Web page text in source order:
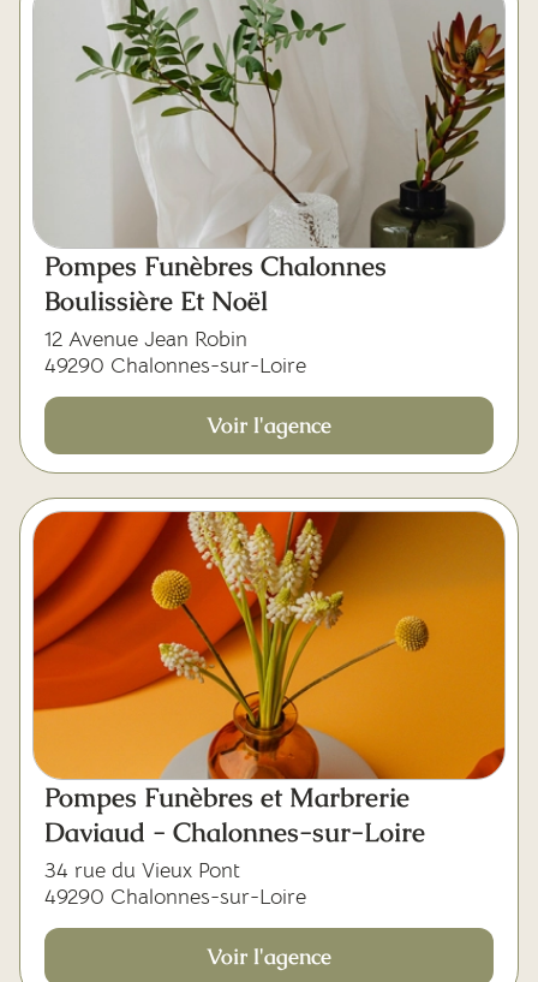
Pompes Funèbres Chalonnes
Boulissière Et Noël
12 Avenue Jean Robin
49290 Chalonnes-sur-Loire
Voir l'agence
Pompes Funèbres et Marbrerie
Daviaud - Chalonnes-sur-Loire
34 rue du Vieux Pont
49290 Chalonnes-sur-Loire
Voir l'agence